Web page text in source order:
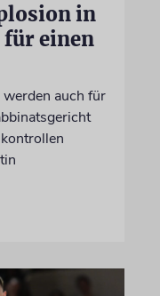
in
für einen
auch für